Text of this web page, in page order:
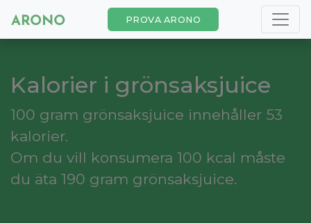
PROVA ARONO
Kalorier i grönsaksjuice
100 gram grönsaksjuice innehåller 53
kalorier.
Om du vill konsumera 100 kcal måste
du äta 190 gram grönsaksjuice.